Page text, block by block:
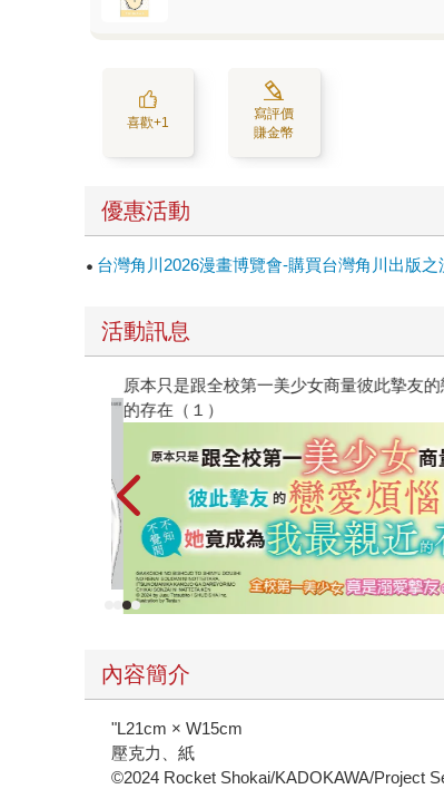
喜歡+1
寫評價
賺金幣
優惠活動
台灣角川2026漫畫博覽會-購買台灣角川出版
活動訊息
原本只是跟全校第一美少女商量彼此摯友
的存在（１）
內容簡介
"L21cm × W15cm
壓克力、紙
©2024 Rocket Shokai/KADOKAWA/Project